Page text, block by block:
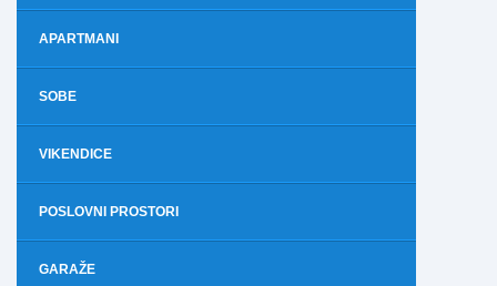
APARTMANI
SOBE
VIKENDICE
POSLOVNI PROSTORI
GARAŽE